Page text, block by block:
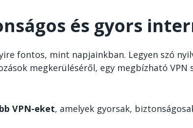
és gyors
fontos, mint napjainkban. Legyen szó
megkerüléséről, egy megbízható
VPN-eket, amelyek gyorsak,